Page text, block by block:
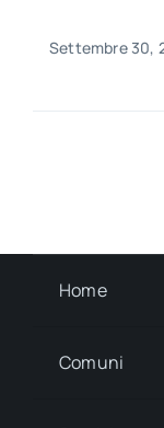
Settembre 30,
Home
Comuni